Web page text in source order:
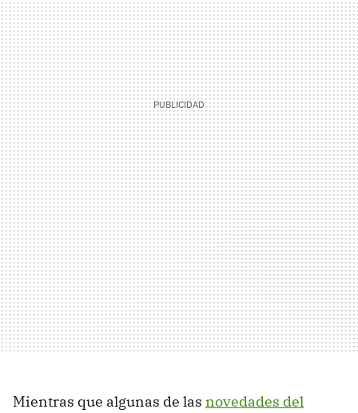
Mientras que algunas de las novedades del